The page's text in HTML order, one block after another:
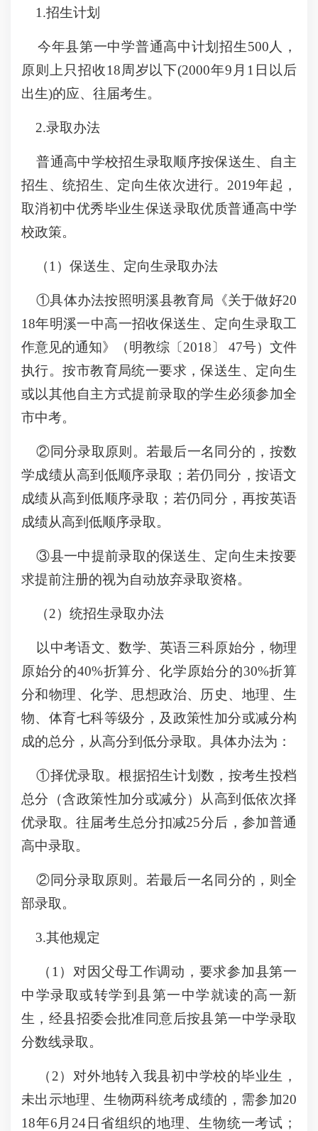
1.招生计划
今年县第一中学普通高中计划招生500人，
原则上只招收18周岁以下(2000年9月1日以后
出生)的应、往届考生。
2.录取办法
普通高中学校招生录取顺序按保送生、自主
招生、统招生、定向生依次进行。2019年起，
取消初中优秀毕业生保送录取优质普通高中学
校政策。
（1）保送生、定向生录取办法
①具体办法按照明溪县教育局《关于做好20
18年明溪一中高一招收保送生、定向生录取工
作意见的通知》（明教综〔2018〕 47号）文件
执行。按市教育局统一要求，保送生、定向生
或以其他自主方式提前录取的学生必须参加全
市中考。
②同分录取原则。若最后一名同分的，按数
学成绩从高到低顺序录取；若仍同分，按语文
成绩从高到低顺序录取；若仍同分，再按英语
成绩从高到低顺序录取。
③县一中提前录取的保送生、定向生未按要
求提前注册的视为自动放弃录取资格。
（2）统招生录取办法
以中考语文、数学、英语三科原始分，物理
原始分的40%折算分、化学原始分的30%折算
分和物理、化学、思想政治、历史、地理、生
物、体育七科等级分，及政策性加分或减分构
成的总分，从高分到低分录取。具体办法为：
①择优录取。根据招生计划数，按考生投档
总分（含政策性加分或减分）从高到低依次择
优录取。往届考生总分扣减25分后，参加普通
高中录取。
②同分录取原则。若最后一名同分的，则全
部录取。
3.其他规定
（1）对因父母工作调动，要求参加县第一
中学录取或转学到县第一中学就读的高一新
生，经县招委会批准同意后按县第一中学录取
分数线录取。
（2）对外地转入我县初中学校的毕业生，
未出示地理、生物两科统考成绩的，需参加20
18年6月24日省组织的地理、生物统一考试；